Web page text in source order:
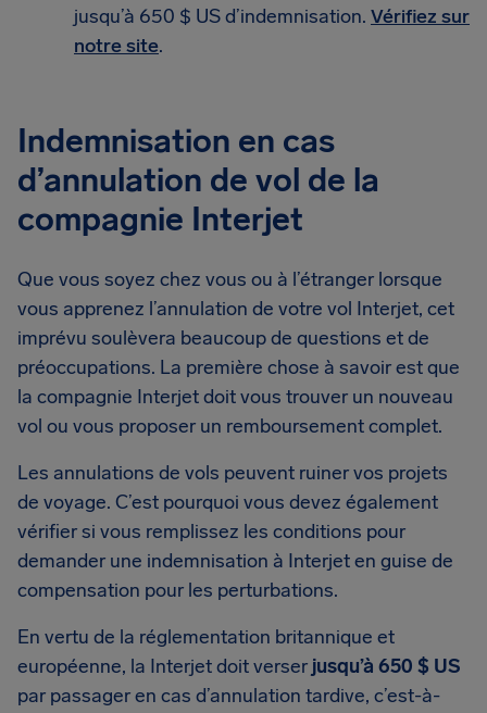
jusqu’à 650 $ US d’indemnisation. Vérifiez sur
notre site.
Indemnisation en cas
d’annulation de vol de la
compagnie Interjet
Que vous soyez chez vous ou à l’étranger lorsque
vous apprenez l’annulation de votre vol Interjet, cet
imprévu soulèvera beaucoup de questions et de
préoccupations. La première chose à savoir est que
la compagnie Interjet doit vous trouver un nouveau
vol ou vous proposer un remboursement complet.
Les annulations de vols peuvent ruiner vos projets
de voyage. C’est pourquoi vous devez également
vérifier si vous remplissez les conditions pour
demander une indemnisation à Interjet en guise de
compensation pour les perturbations.
En vertu de la réglementation britannique et
européenne, la Interjet doit verser jusqu’à 650 $ US
par passager en cas d’annulation tardive, c’est-à-